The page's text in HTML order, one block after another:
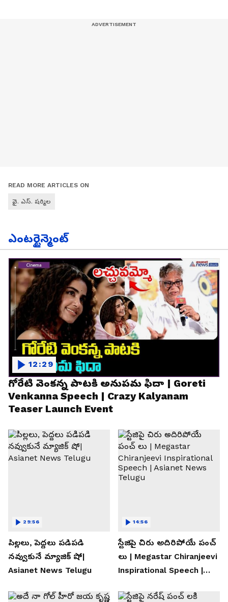
READ MORE ARTICLES ON
వై. ఎస్. షర్మిల
ఎంటర్టైన్మెంట్
గోరేటి వెంకన్న పాటకి అనుపమ ఫిదా | Goreti
Venkanna Speech | Crazy Kalyanam
Teaser Launch Event
12:29
పిల్లలు, పెద్దలు పడిపడి
నవ్వుకునే మ్యాజిక్ షో|
Asianet News Telugu
29:56
స్టేజిపై చిరు అదిరిపోయే పంచ్
లు | Megastar Chiranjeevi
Inspirational Speech |
14:56